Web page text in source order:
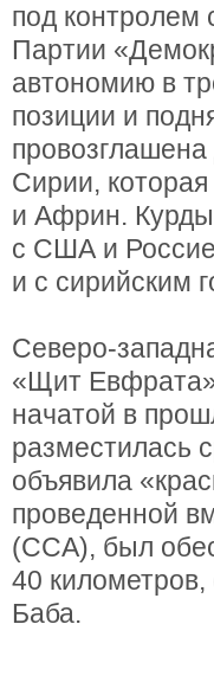
под контролем
Партии
автономию в
позиции и
Сирии,
и Африн.
с США и
и с сирийским
Северо-
«Щит
начатой в
разместилась
объявила
проведенной
(ССА), был
40
Баба.